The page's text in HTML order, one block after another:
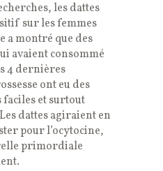
les dattes
sur les femmes
a montré que des
avaient consommé
4 dernières
ont eu des
faciles et surtout
dattes agiraient en
pour l’ocytocine,
primordiale